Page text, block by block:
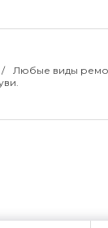
Любые виды